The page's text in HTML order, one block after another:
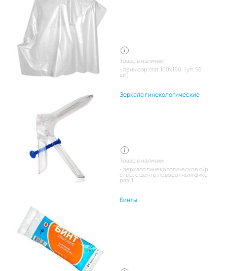
Товар в наличии:
пеньюар п/эт 100х160, (уп. 50
шт)
Зеркала гинекологические
Товар в наличии:
зеркало гинекологическое о/р
стер. с центр.поворотным фикс.
раз. l
Бинты